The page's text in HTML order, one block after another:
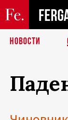
НОВОСТИ